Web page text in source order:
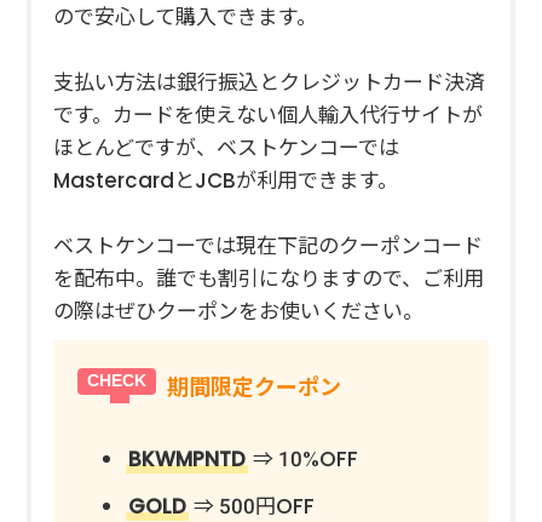
ので安心して購入できます。
支払い方法は銀行振込とクレジットカード決済
です。カードを使えない個人輸入代行サイトが
ほとんどですが、ベストケンコーでは
MastercardとJCBが利用できます。
ベストケンコーでは現在下記のクーポンコード
を配布中。誰でも割引になりますので、ご利用
の際はぜひクーポンをお使いください。
期間限定クーポン
BKWMPNTD ⇒ 10%OFF
GOLD ⇒ 500円OFF